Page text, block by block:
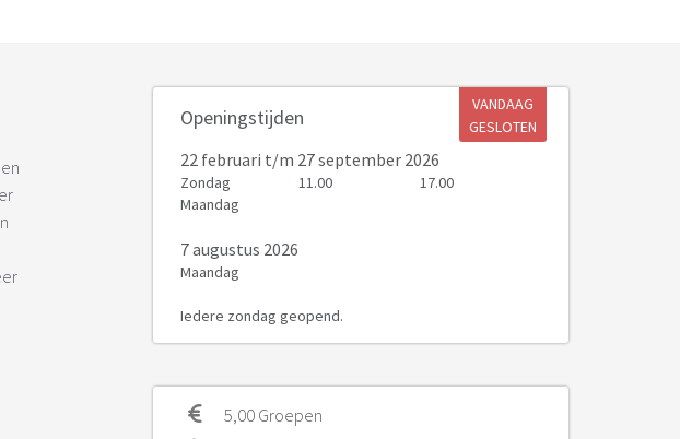
Openingstijden
VANDAAG
GESLOTEN
22 februari t/m 27 september 2026
Zondag 11.00
17.00
Maandag
7 augustus 2026
Maandag
Iedere zondag geopend.
5,00 Groepen